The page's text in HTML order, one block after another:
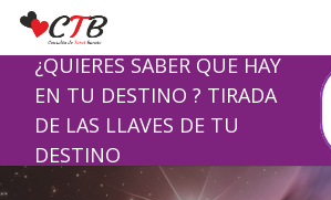
¿QUIERES SABER QUE HAY
EN TU DESTINO ? TIRADA
DE LAS LLAVES DE TU
DESTINO